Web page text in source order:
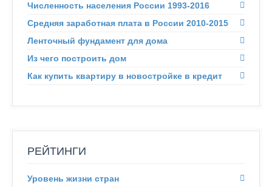
Численность населения России 1993-2016
Средняя заработная плата в России 2010-2015
Ленточный фундамент для дома
Из чего построить дом
Как купить квартиру в новостройке в кредит
РЕЙТИНГИ
Уровень жизни стран